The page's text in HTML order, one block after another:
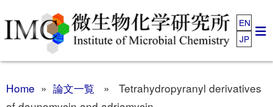
EN
JP
Home » 論文一覧 » Tetrahydropyranyl derivatives